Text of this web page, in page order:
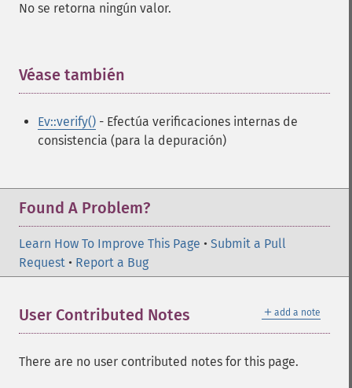
No se retorna ningún valor.
Véase también
Ev::verify() - Efectúa verificaciones internas de
consistencia (para la depuración)
Found A Problem?
Learn How To Improve This Page • Submit a Pull
Request • Report a Bug
＋ add a note
User Contributed Notes
There are no user contributed notes for this page.